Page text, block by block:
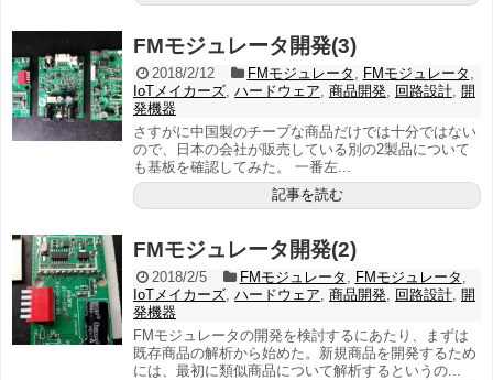
FMモジュレータ開発(3)
2018/2/12 FMモジュレータ , FMモジュレータ ,
IoTメイカーズ, ハードウェア, 商品開発, 回路設計, 開
発機器
さすがに中国製のチープな商品だけでは十分ではない
ので、日本の会社が販売している別の2製品について
も基板を確認してみた。 一番左...
記事を読む
FMモジュレータ開発(2)
2018/2/5 FMモジュレータ , FMモジュレータ ,
IoTメイカーズ, ハードウェア, 商品開発, 回路設計, 開
発機器
FMモジュレータの開発を検討するにあたり、まずは
既存商品の解析から始めた。新規商品を開発するため
には、最初に類似商品について解析するというの...